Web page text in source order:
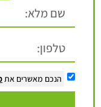
הנכם מאשרים את